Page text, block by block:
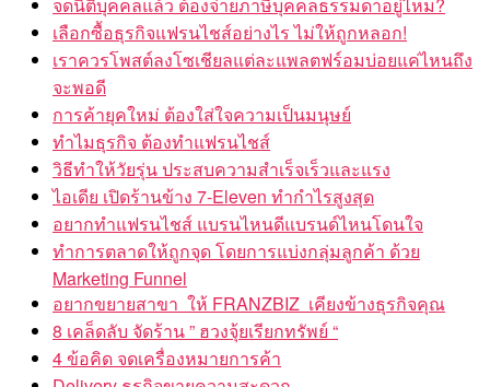
เลือกซื้อธุรกิจแฟรนไชส์อย่างไร ไม่ให้ถูกหลอก!
เราควรโพสต์ลงโซเชียลแต่ละแพลตฟร์อมบ่อยแค่ไหนถึง
จะพอดี
การค้ายุคใหม่ ต้องใส่ใจความเป็นมนุษย์
ทำไมธุรกิจ ต้องทำแฟรนไชส์
วิธีทำให้วัยรุ่น ประสบความสำเร็จเร็วและแรง
ไอเดีย เปิดร้านข้าง 7-Eleven ทำกำไรสูงสุด
อยากทำแฟรนไชส์ แบรนไหนดีแบรนด์ไหนโดนใจ
ทำการตลาดให้ถูกจุด โดยการแบ่งกลุ่มลูกค้า ด้วย
Marketing Funnel
อยากขยายสาขา ให้ FRANZBIZ เคียงข้างธุรกิจคุณ
8 เคล็ดลับ จัดร้าน ” ฮวงจุ้ยเรียกทรัพย์ “
4 ข้อคิด จดเครื่องหมายการค้า
Delivery ธุรกิจขายความสะดวก